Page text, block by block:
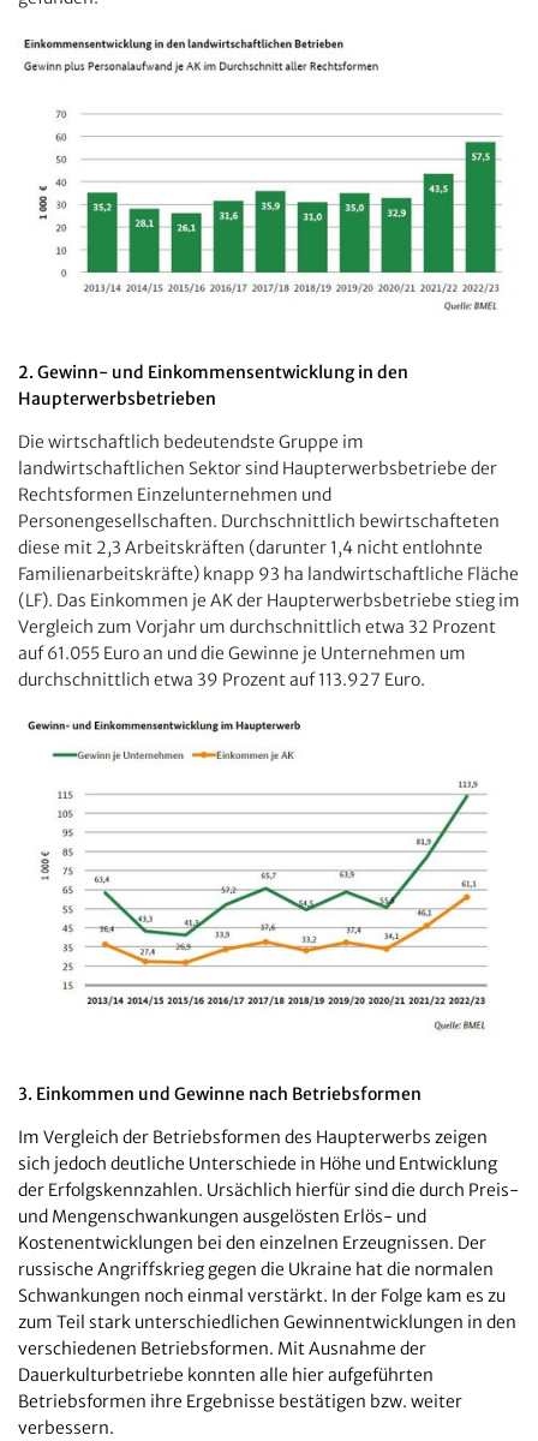
2. Gewinn- und Einkommensentwicklung in den
Haupterwerbsbetrieben
Die wirtschaftlich bedeutendste Gruppe im
landwirtschaftlichen Sektor sind Haupterwerbsbetriebe der
Rechtsformen Einzelunternehmen und
Personengesellschaften. Durchschnittlich bewirtschafteten
diese mit 2,3 Arbeitskräften (darunter 1,4 nicht entlohnte
Familienarbeitskräfte) knapp 93 ha landwirtschaftliche Fläche
(LF). Das Einkommen je AK der Haupterwerbsbetriebe stieg im
Vergleich zum Vorjahr um durchschnittlich etwa 32 Prozent
auf 61.055 Euro an und die Gewinne je Unternehmen um
durchschnittlich etwa 39 Prozent auf 113.927 Euro.
3. Einkommen und Gewinne nach Betriebsformen
Im Vergleich der Betriebsformen des Haupterwerbs zeigen
sich jedoch deutliche Unterschiede in Höhe und Entwicklung
der Erfolgskennzahlen. Ursächlich hierfür sind die durch Preis-
und Mengenschwankungen ausgelösten Erlös- und
Kostenentwicklungen bei den einzelnen Erzeugnissen. Der
russische Angriffskrieg gegen die Ukraine hat die normalen
Schwankungen noch einmal verstärkt. In der Folge kam es zu
zum Teil stark unterschiedlichen Gewinnentwicklungen in den
verschiedenen Betriebsformen. Mit Ausnahme der
Dauerkulturbetriebe konnten alle hier aufgeführten
Betriebsformen ihre Ergebnisse bestätigen bzw. weiter
verbessern.